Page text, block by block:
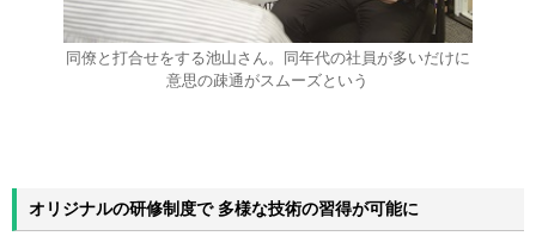
同僚と打合せをする池山さん。同年代の社員が多いだけに
意思の疎通がスムーズという
オリジナルの研修制度で 多様な技術の習得が可能に